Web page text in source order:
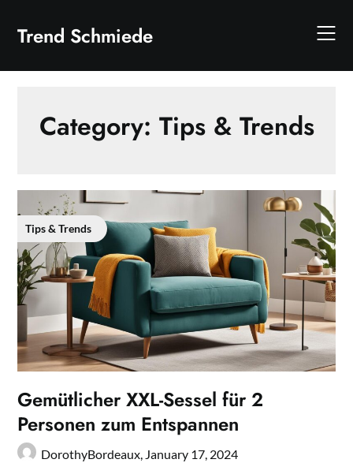
content
Trend Schmiede
Category: Tips & Trends
Tips & Trends
Gemütlicher XXL-Sessel für 2
Personen zum Entspannen
DorothyBordeaux, January 17, 2024